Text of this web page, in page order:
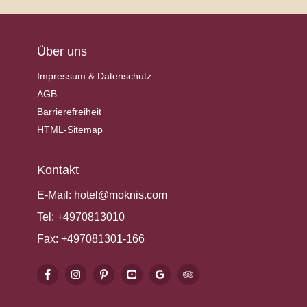
Über uns
Impressum & Datenschutz
AGB
Barrierefreiheit
HTML-Sitemap
Kontakt
E-Mail: hotel@moknis.com
Tel: +4970813010
Fax: +497081301-166